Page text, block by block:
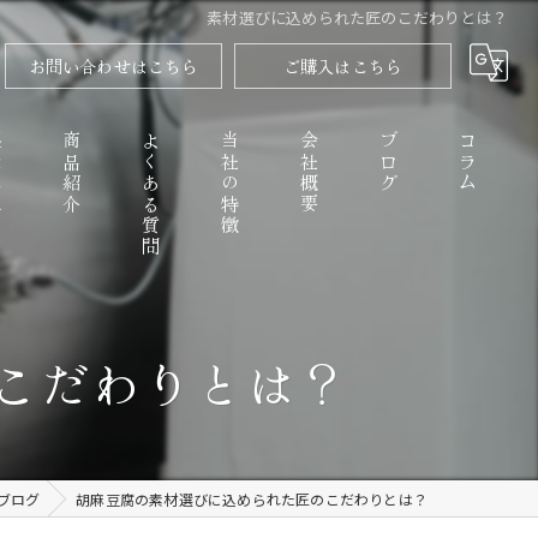
素材選びに込められた匠のこだわりとは？
お問い合わせはこちら ご購入はこちら
商品紹介 よくある質問 当社の特徴
精進料理
お取り寄せ
会社概要 ブログ コラム
だわりとは？
ログ 胡麻豆腐の素材選びに込められた匠のこだわりとは？